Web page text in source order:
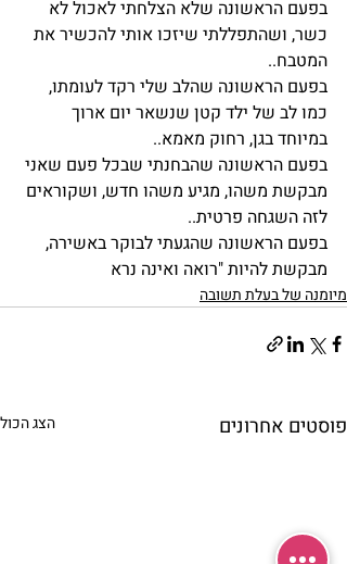
בפעם הראשונה שלא הצלחתי לאכול לא
כשר, ושהתפללתי שיזכו אותי להכשיר את
המטבח..
בפעם הראשונה שהלב שלי רקד לעומתו,
כמו לב של ילד קטן שנשאר יום ארוך
במיוחד בגן, רחוק מאמא..
בפעם הראשונה שהבחנתי שבכל פעם שאני
מבקשת משהו, מגיע משהו חדש, ושקוראים
לזה השגחה פרטית..
בפעם הראשונה שהגעתי לבוקר באשירה,
מבקשת להיות "רואה ואינה נרא
מיומנה של בעלת תשובה
פוסטים אחרונים הצג הכול